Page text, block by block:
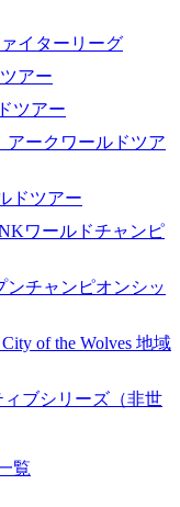
イターリーグ
アー
ツアー
アークワールドツア
ドツアー
ワールドチャンピ
ンチャンピオンシッ
of the Wolves 地域
ブシリーズ（非世
覧